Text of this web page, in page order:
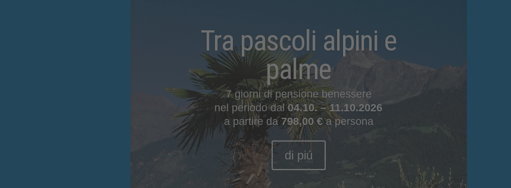
Tra pascoli alpini e
palme
7 giorni di pensione benessere
nel periodo dal04.10. – 11.10.2026
a partire da798,00 €a persona
di piú